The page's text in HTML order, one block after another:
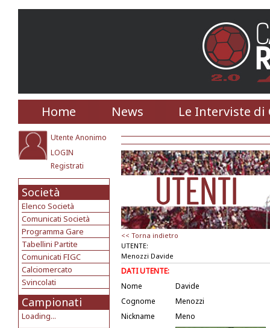
Home News Le Interviste di
Utente Anonimo
LOGIN
Registrati
Società
Elenco Società
Comunicati Società
Programma Gare
Tabellini Partite
Comunicati FIGC
Calciomercato
Svincolati
Campionati
Loading...
<< Torna indietro
UTENTE:
Menozzi Davide
DATI UTENTE:
Nome
Davide
Cognome
Menozzi
Nickname
Meno